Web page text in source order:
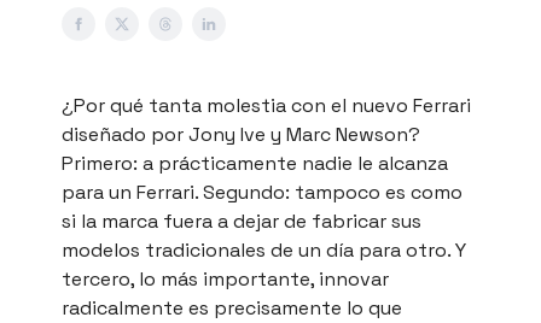
¿Por qué tanta molestia con el nuevo Ferrari
diseñado por Jony Ive y Marc Newson?
Primero: a prácticamente nadie le alcanza
para un Ferrari. Segundo: tampoco es como
si la marca fuera a dejar de fabricar sus
modelos tradicionales de un día para otro. Y
tercero, lo más importante, innovar
radicalmente es precisamente lo que